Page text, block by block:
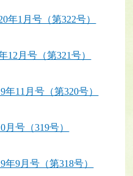
1月号（第322号）
12月号（第321号）
11月号（第320号）
号（319号）
9月号（第318号）